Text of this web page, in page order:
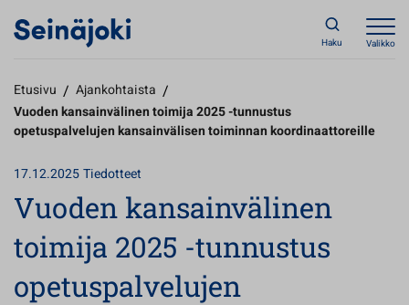
Haku Valikko
Etusivu / Ajankohtaista /
Vuoden kansainvälinen toimija 2025 -tunnustus
opetuspalvelujen kansainvälisen toiminnan koordinaattoreille
17.12.2025Tiedotteet
Vuoden kansainvälinen
toimija 2025 -tunnustus
opetuspalvelujen